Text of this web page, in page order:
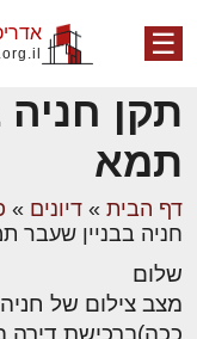
☰
תקן חניה
תמא
דף הבית » דיונים »
חניה בבניין שעבר
שלום
מצב צילום של